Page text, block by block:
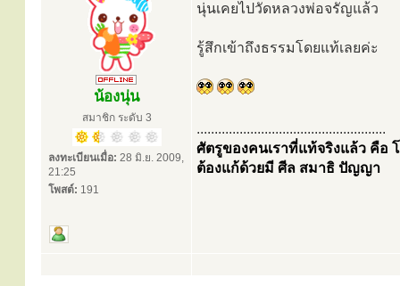
น้องนุ่น
สมาชิก ระดับ 3
ลงทะเบียนเมื่อ: 28 มิ.ย. 2009,
21:25
โพสต์: 191
นุ่นเคยไปวัดหลวงพ่อจรัญแล้ว
รู้สึกเข้าถึงธรรมโดยแท้เลยค่ะ
.....................................................
ศัตรูของคนเราที่แท้จริงแล้ว คือ
ต้องแก้ด้วยมี ศีล สมาธิ ปัญญา